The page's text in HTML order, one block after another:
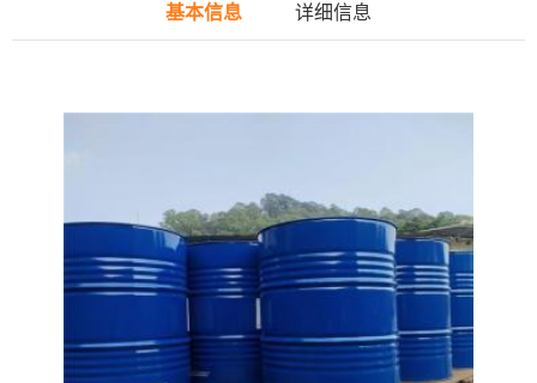
基本信息 详细信息